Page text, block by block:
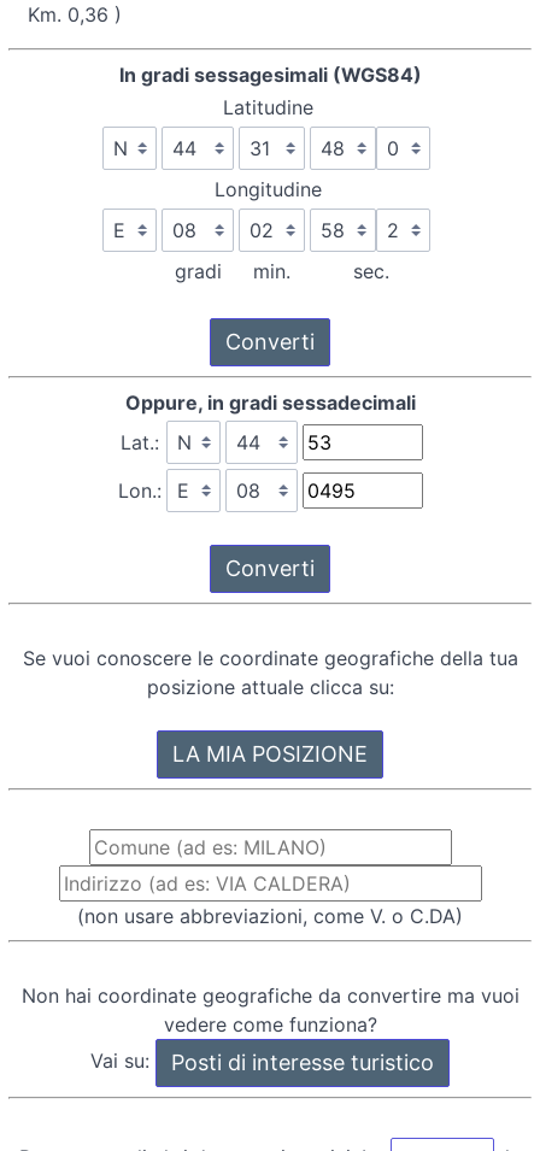
Km. 0,36 )
In gradi sessagesimali (WGS84)
Latitudine
Longitudine
gradi min. sec.
Oppure, in gradi sessadecimali
Lat.:
Lon.:
Se vuoi conoscere le coordinate geografiche della tua
posizione attuale clicca su:
(non usare abbreviazioni, come V. o C.DA)
Non hai coordinate geografiche da convertire ma vuoi
vedere come funziona?
Vai su: